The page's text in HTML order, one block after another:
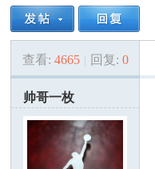
美» ›
查看: 4665 | 回复: 0
帅哥一枚